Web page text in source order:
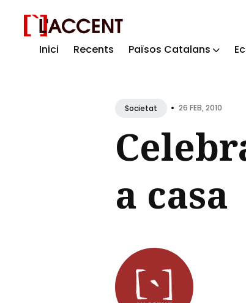
Inici Recents Països Catalans
Societat • 26 FEB, 2010
a casa